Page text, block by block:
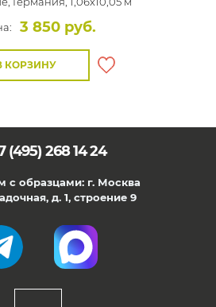
3 850 руб.
КОРЗИНУ
(495) 268 14 24
с образцами: г. Москва
д. 1, строение 9